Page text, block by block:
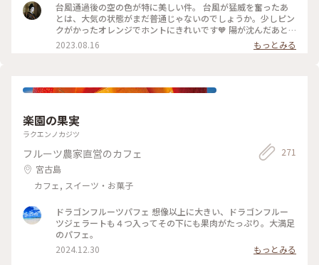
台風通過後の空の色が特に美しい件。 台風が猛威を奮ったあ
とは、大気の状態がまだ普通じゃないのでしょうか。少しピン
クがかったオレンジでホントにきれいです🧡 陽が沈んだあと
の空や空気感を、沖縄の方言では『アコークロー』と言って、
昔の人もこのひと時を楽しんだ事がわかります。 現在の沖縄の
谷町 #アコークロー #トワイライト#沖縄
2023.08.16 もっとみる
楽園の果実
ラクエンノカジツ
フルーツ農家直営のカフェ
宮古島
カフェ, スイーツ・お菓子
271
ドラゴンフルーツパフェ 想像以上に大きい、ドラゴンフルー
ツジェラートも４つ入ってその下にも果肉がたっぷり。大満足
のパフェ。
2024.12.30
もっとみる